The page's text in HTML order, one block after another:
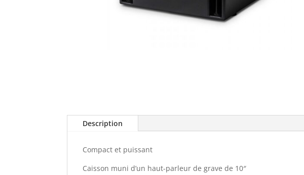
Description
Compact et puissant
Caisson muni d’un haut-parleur de grave de 10″